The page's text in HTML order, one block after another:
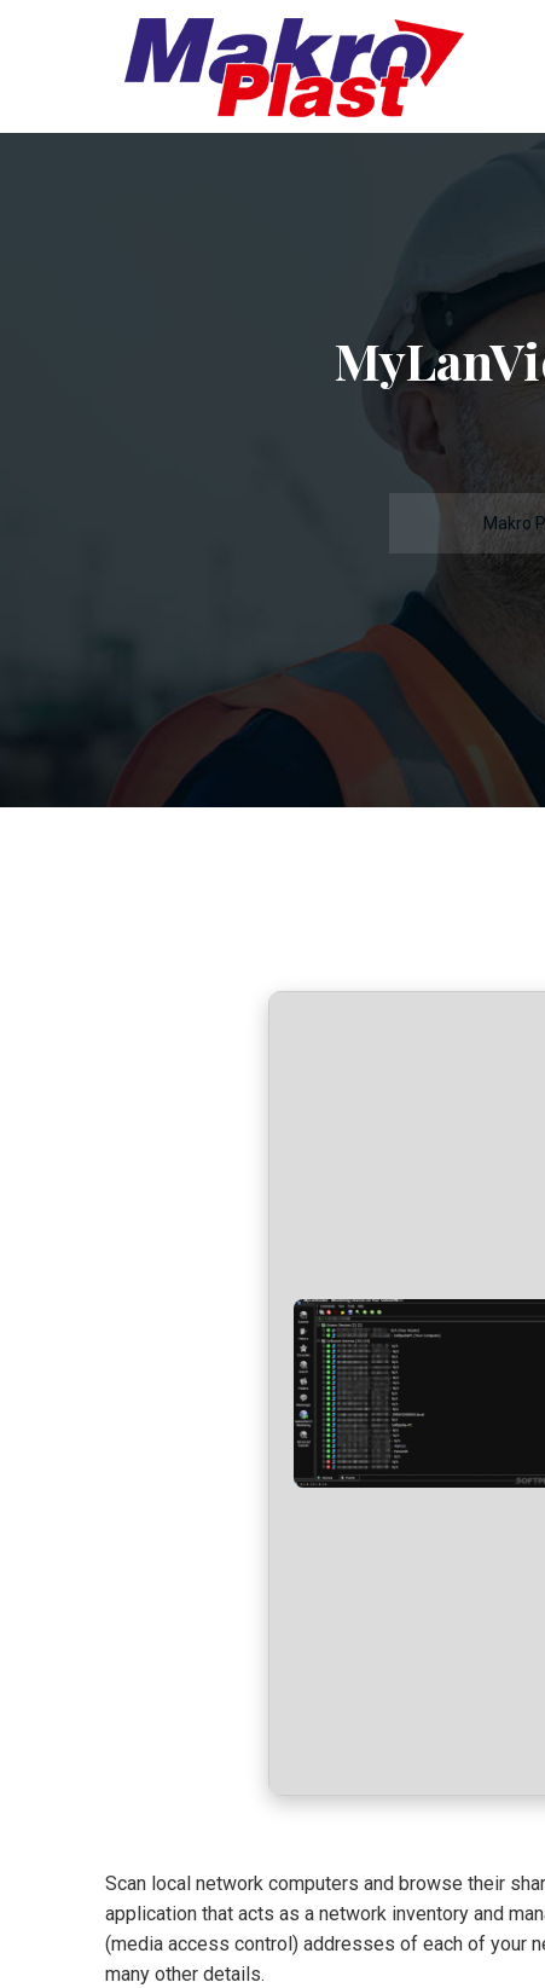
Makro
Scan local network computers and browse their
application that acts as a network inventory and
(media access control) addresses of each of your
many other details.